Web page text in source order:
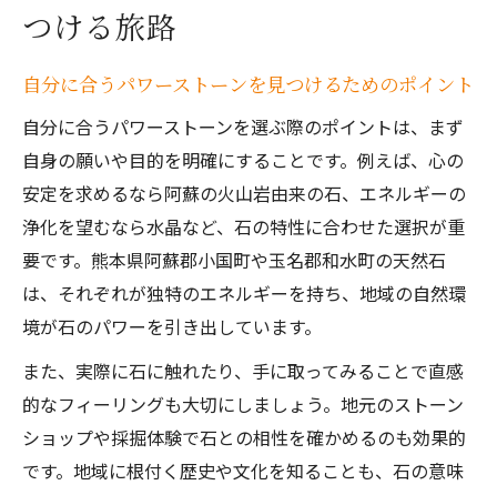
つける旅路
自分に合うパワーストーンを見つけるためのポイント
自分に合うパワーストーンを選ぶ際のポイントは、まず
自身の願いや目的を明確にすることです。例えば、心の
安定を求めるなら阿蘇の火山岩由来の石、エネルギーの
浄化を望むなら水晶など、石の特性に合わせた選択が重
要です。熊本県阿蘇郡小国町や玉名郡和水町の天然石
は、それぞれが独特のエネルギーを持ち、地域の自然環
境が石のパワーを引き出しています。
また、実際に石に触れたり、手に取ってみることで直感
的なフィーリングも大切にしましょう。地元のストーン
ショップや採掘体験で石との相性を確かめるのも効果的
です。地域に根付く歴史や文化を知ることも、石の意味